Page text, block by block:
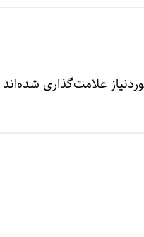
علامت‌گذاری شده‌اند